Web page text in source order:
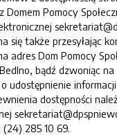
Domem Pomocy
się także przesyłając
adres Dom Pomocy
bądź dzwoniąc
udostępnienie
dostępności
285 10 69.